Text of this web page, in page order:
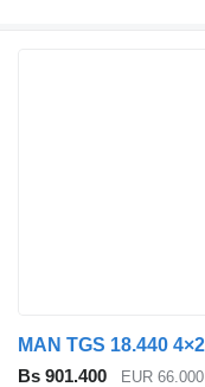
Bs 901.400 EUR 66.000